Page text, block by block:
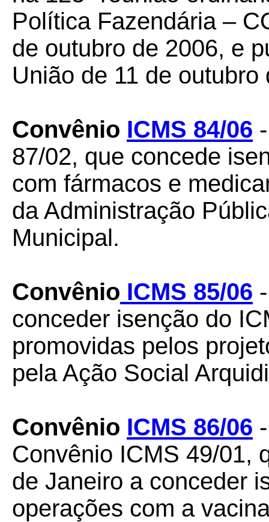
Política Fazendária –
de outubro de 2006, e
União de 11 de outubro
Convênio ICMS 84/06
87/02, que concede
com fármacos e
da Administração
Municipal.
Convênio ICMS 85/06
conceder isenção do
promovidas pelos
pela Ação Social
Convênio ICMS 86/06
Convênio ICMS 49/01,
de Janeiro a conceder
operações com a